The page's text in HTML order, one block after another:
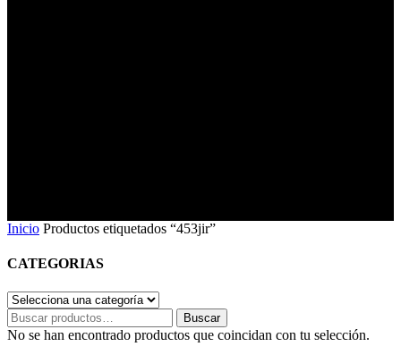
Inicio Productos etiquetados “453jir”
CATEGORIAS
Buscar
por:
Buscar
No se han encontrado productos que coincidan con tu selección.